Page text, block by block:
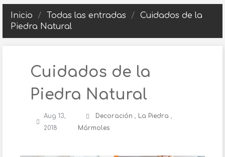
Inicio Todas las entradas
Cuidados de la
Piedra Natural
Cuidados de la
Piedra Natural
Aug 13,
2018
Decoración, La Piedra,
Mármoles